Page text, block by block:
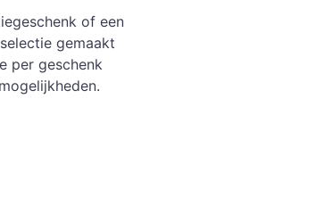
of een
gemaakt
per geschenk